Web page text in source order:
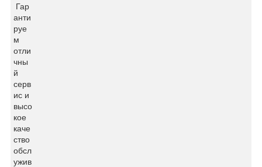
Гар
анти
руе
м
отли
чны
й
серв
ис и
высо
кое
каче
ство
обсл
ужив